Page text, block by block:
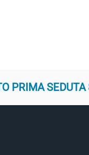
PRIMA SEDUTA